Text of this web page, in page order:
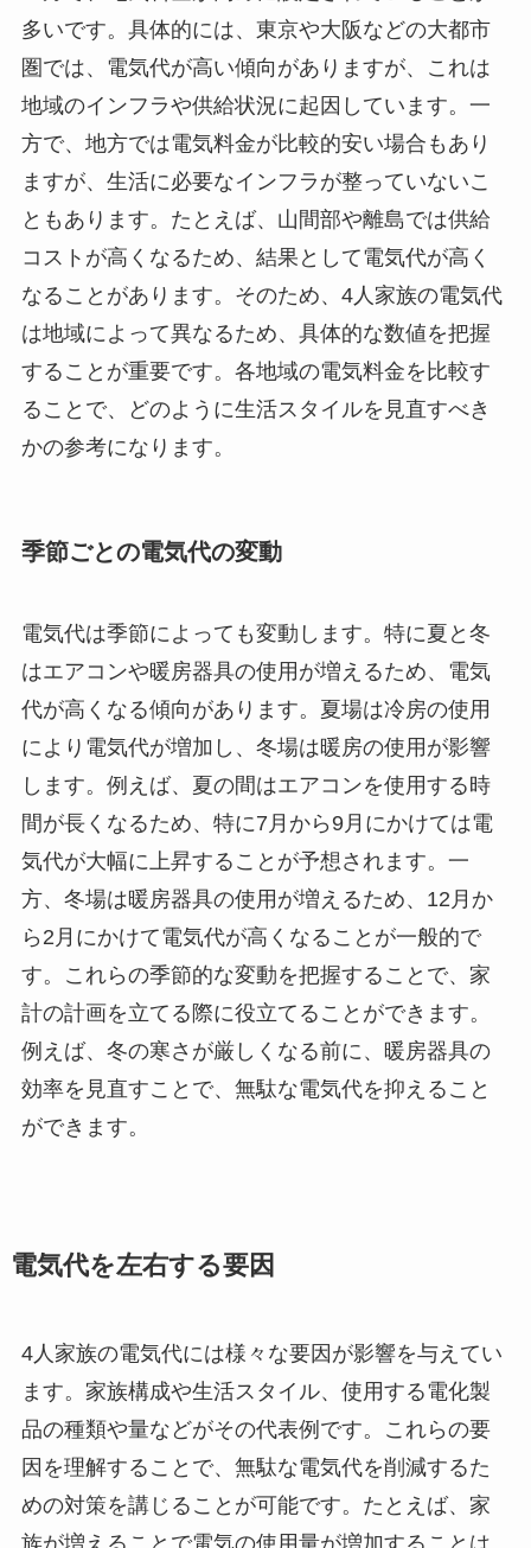
多いです。具体的には、東京や大阪などの大都市
圏では、電気代が高い傾向がありますが、これは
地域のインフラや供給状況に起因しています。一
方で、地方では電気料金が比較的安い場合もあり
ますが、生活に必要なインフラが整っていないこ
ともあります。たとえば、山間部や離島では供給
コストが高くなるため、結果として電気代が高く
なることがあります。そのため、4人家族の電気代
は地域によって異なるため、具体的な数値を把握
することが重要です。各地域の電気料金を比較す
ることで、どのように生活スタイルを見直すべき
かの参考になります。
季節ごとの電気代の変動
電気代は季節によっても変動します。特に夏と冬
はエアコンや暖房器具の使用が増えるため、電気
代が高くなる傾向があります。夏場は冷房の使用
により電気代が増加し、冬場は暖房の使用が影響
します。例えば、夏の間はエアコンを使用する時
間が長くなるため、特に7月から9月にかけては電
気代が大幅に上昇することが予想されます。一
方、冬場は暖房器具の使用が増えるため、12月か
ら2月にかけて電気代が高くなることが一般的で
す。これらの季節的な変動を把握することで、家
計の計画を立てる際に役立てることができます。
例えば、冬の寒さが厳しくなる前に、暖房器具の
効率を見直すことで、無駄な電気代を抑えること
ができます。
電気代を左右する要因
4人家族の電気代には様々な要因が影響を与えてい
ます。家族構成や生活スタイル、使用する電化製
品の種類や量などがその代表例です。これらの要
因を理解することで、無駄な電気代を削減するた
めの対策を講じることが可能です。たとえば、家